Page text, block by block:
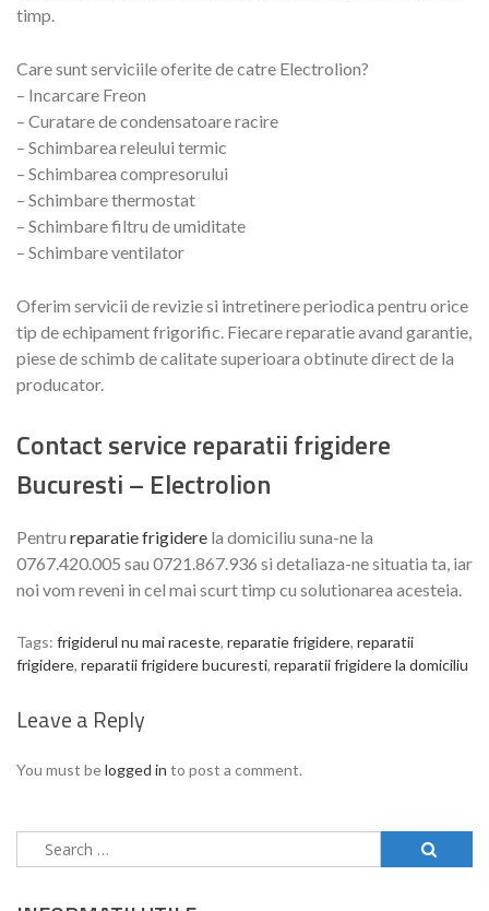
timp.
Care sunt serviciile oferite de catre Electrolion?
– Incarcare Freon
– Curatare de condensatoare racire
– Schimbarea releului termic
– Schimbarea compresorului
– Schimbare thermostat
– Schimbare filtru de umiditate
– Schimbare ventilator
Oferim servicii de revizie si intretinere periodica pentru orice
tip de echipament frigorific. Fiecare reparatie avand garantie,
piese de schimb de calitate superioara obtinute direct de la
producator.
Contact service reparatii frigidere
Bucuresti – Electrolion
Pentru reparatie frigidere la domiciliu suna-ne la
0767.420.005 sau 0721.867.936 si detaliaza-ne situatia ta, iar
noi vom reveni in cel mai scurt timp cu solutionarea acesteia.
Tags: frigiderul nu mai raceste, reparatie frigidere, reparatii
frigidere, reparatii frigidere bucuresti, reparatii frigidere la domiciliu
Leave a Reply
You must belogged in to post a comment.
Search
for: